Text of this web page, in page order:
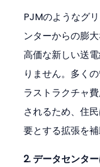
PJMのようなグ
ンターからの膨
高価な新しい送
りません。多く
ラストラクチャ
されるため、住
要とする拡張を
2. データセンタ